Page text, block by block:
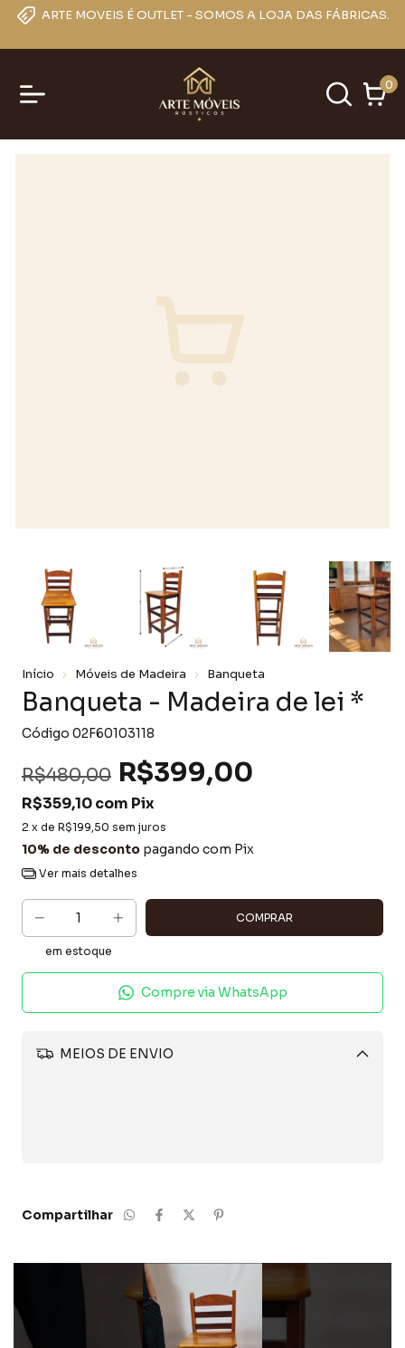
ARTE MOVEIS É OUTLET - SOMOS A LOJA DAS FÁBRICAS.
0
Início Móveis de Madeira Banqueta
Banqueta - Madeira de lei *
Código 02F60103118
R$480,00 R$399,00
R$359,10com Pix
2 x de R$199,50 sem juros
10% de desconto pagando com Pix
Ver mais detalhes
em estoque
Compre via WhatsApp
MEIOS DE ENVIO
Compartilhar